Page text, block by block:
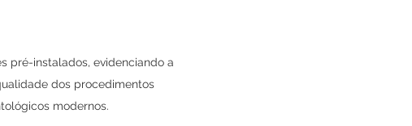
pré-instalados, evidenciando a
dos procedimentos
modernos.